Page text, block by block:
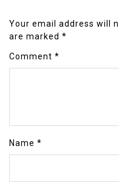
Your email address will
are marked *
Comment *
Name *